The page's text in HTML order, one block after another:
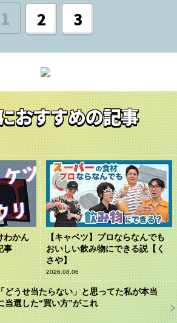
1 2 3
おすすめの記事
わかん
事
【キャベツ】プロならなんでも
おいしい飲み物にできる説【く
さや】
2026.08.06
どうせ当たらない」と思ってた私が本当
当選した“買い方”がこれ